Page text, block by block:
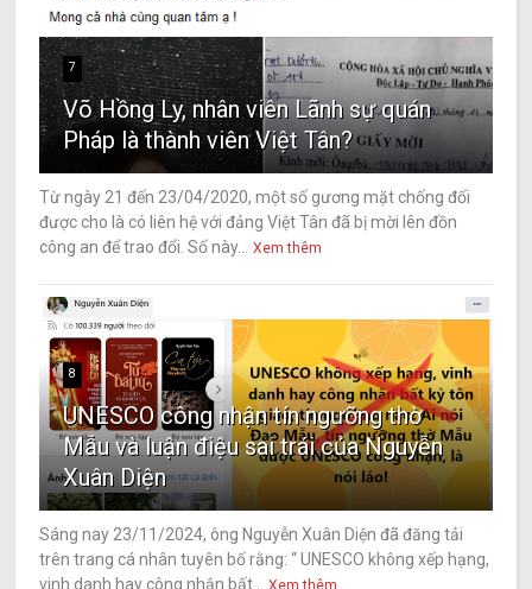
7
Võ Hồng Ly, nhân viên Lãnh sự quán
Pháp là thành viên Việt Tân?
Từ ngày 21 đến 23/04/2020, một số gương mặt chống đối
được cho là có liên hệ với đảng Việt Tân đã bị mời lên đồn
công an để trao đổi. Số này...
Xem thêm
8
UNESCO công nhận tín ngưỡng thờ
Mẫu và luận điệu sai trái của Nguyễn
Xuân Diện
Sáng nay 23/11/2024, ông Nguyễn Xuân Diện đã đăng tải
trên trang cá nhân tuyên bố rằng: “ UNESCO không xếp hạng,
vinh danh hay công nhận bất...
Xem thêm